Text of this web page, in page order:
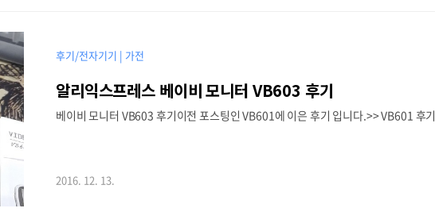
후기/전자기기 | 가전
알리익스프레스 베이비 모니터 VB603 후기
베이비 모니터 VB603 후기이전 포스팅인 VB601에 이은 후기 입니다.>> VB601 후기
2016. 12. 13.